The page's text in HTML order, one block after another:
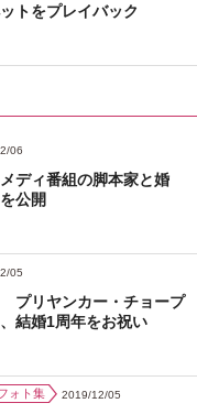
トをプレイバック
06
ディ番組の脚本家と婚
公開
05
プリヤンカー・チョープ
結婚1周年をお祝い
ォト集 2019/12/05